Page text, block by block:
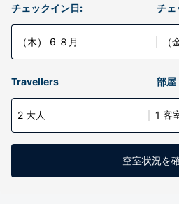
チェックイン日:
（木） 6 ８月
チェ
（
Travellers 部屋
2 大人 1 客
空室状況を